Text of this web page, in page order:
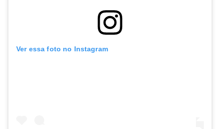
Ver essa foto no Instagram